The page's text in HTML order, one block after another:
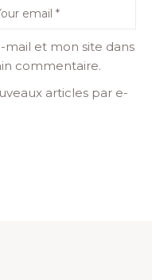
et mon site dans
commentaire.
articles par e-